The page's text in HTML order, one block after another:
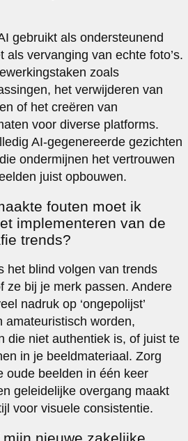
gebruikt als ondersteunend
als vervanging van echte foto’s.
zoals
het verwijderen van
of het creëren van
voor diverse platforms.
AI-gegenereerde gezichten
ondermijnen het vertrouwen
juist opbouwen.
fouten moet ik
implementeren van de
trends?
het blind volgen van trends
ze bij je merk passen. Andere
nadruk op ‘ongepolijst’
amateuristisch worden,
die niet authentiek is, of juist te
in je beeldmateriaal. Zorg
oude beelden in één keer
geleidelijke overgang maakt
voor visuele consistentie.
nieuwe zakelijke